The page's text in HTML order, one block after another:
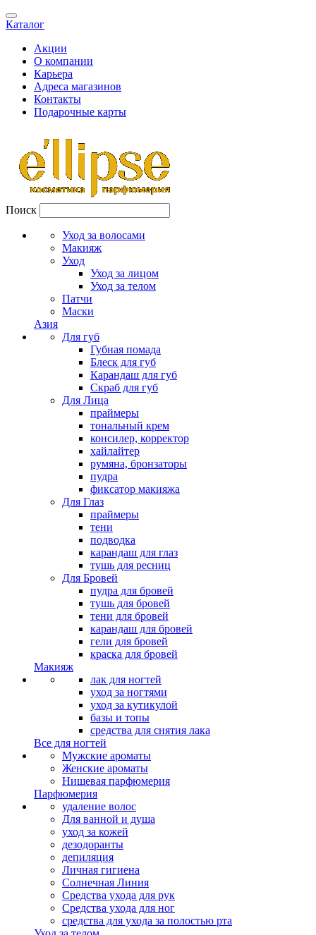
Каталог
Акции
О компании
Карьера
Адреса магазинов
Контакты
Подарочные карты
Поиск
Уход за волосами
Макияж
Уход
Уход за лицом
Уход за телом
Патчи
Маски
Азия
Для губ
Губная помада
Блеск для губ
Карандаш для губ
Скраб для губ
Для Лица
праймеры
тональный крем
консилер, корректор
хайлайтер
румяна, бронзаторы
пудра
фиксатор макияжа
Для Глаз
праймеры
тени
подводка
карандаш для глаз
тушь для ресниц
Для Бровей
пудра для бровей
тушь для бровей
тени для бровей
карандаш для бровей
гели для бровей
краска для бровей
Макияж
лак для ногтей
уход за ногтями
уход за кутикулой
базы и топы
средства для снятия лака
Все для ногтей
Мужские ароматы
Женские ароматы
Нишевая парфюмерия
Парфюмерия
удаление волос
Для ванной и душа
уход за кожей
дезодоранты
депиляция
Личная гигиена
Солнечная Линия
Средства ухода для рук
Средства ухода для ног
средства для ухода за полостью рта